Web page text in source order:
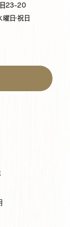
23-20
日・祝日